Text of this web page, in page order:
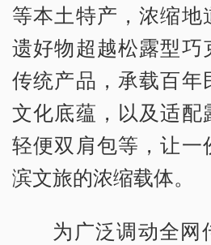
等本土特产，浓缩地
遗好物超越松露型巧
传统产品，承载百年
文化底蕴，以及适配
轻便双肩包等，让一
滨文旅的浓缩载体。
为广泛调动全网